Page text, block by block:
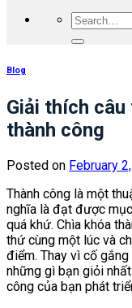
Blog
Giải thích
thành công
Posted on February
Thành công là một
nghĩa là đạt được
quá khứ. Chìa khóa
thứ cùng một lúc và
điểm. Thay vì cố
những gì bạn giỏi
công của bạn phát